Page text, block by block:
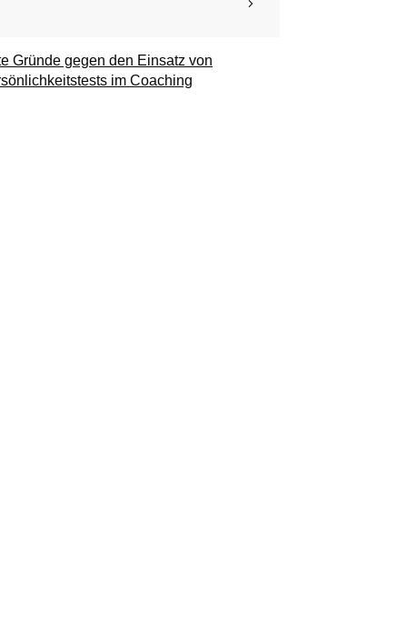
Gründe gegen den Einsatz von
im Coaching